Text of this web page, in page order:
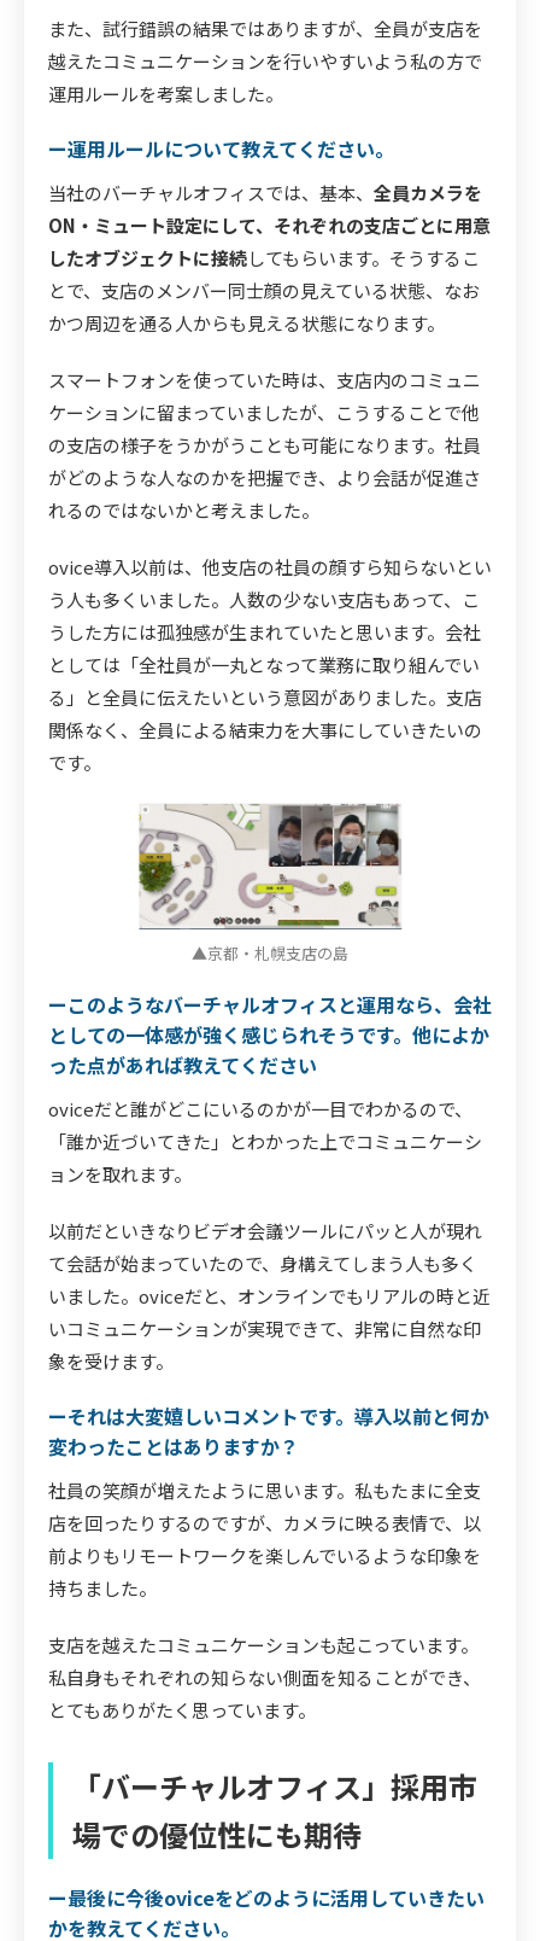
また、試行錯誤の結果ではありますが、全員が支店を
越えたコミュニケーションを行いやすいよう私の方で
運用ルールを考案しました。
ー運用ルールについて教えてください。
当社のバーチャルオフィスでは、基本、 全員カメラを
ON・ミュート設定にして、それぞれの支店ごとに用意
したオブジェクトに接続してもらいます。そうするこ
とで、支店のメンバー同士顔の見えている状態、なお
かつ周辺を通る人からも見える状態になります。
スマートフォンを使っていた時は、支店内のコミュニ
ケーションに留まっていましたが、こうすることで他
の支店の様子をうかがうことも可能になります。社員
がどのような人なのかを把握でき、より会話が促進さ
れるのではないかと考えました。
ovice導入以前は、他支店の社員の顔すら知らないとい
う人も多くいました。人数の少ない支店もあって、こ
うした方には孤独感が生まれていたと思います。会社
としては「全社員が一丸となって業務に取り組んでい
る」と全員に伝えたいという意図がありました。支店
関係なく、全員による結束力を大事にしていきたいの
です。
▲京都・札幌支店の島
ーこのようなバーチャルオフィスと運用なら、会社
としての一体感が強く感じられそうです。他によか
った点があれば教えてください
oviceだと誰がどこにいるのかが一目でわかるので、
「誰か近づいてきた」とわかった上でコミュニケーシ
ョンを取れます。
以前だといきなりビデオ会議ツールにパッと人が現れ
て会話が始まっていたので、身構えてしまう人も多く
いました。oviceだと、オンラインでもリアルの時と近
いコミュニケーションが実現できて、非常に自然な印
象を受けます。
ーそれは大変嬉しいコメントです。導入以前と何か
変わったことはありますか？
社員の笑顔が増えたように思います。私もたまに全支
店を回ったりするのですが、カメラに映る表情で、以
前よりもリモートワークを楽しんでいるような印象を
持ちました。
支店を越えたコミュニケーションも起こっています。
私自身もそれぞれの知らない側面を知ることができ、
とてもありがたく思っています。
「バーチャルオフィス」採用市
場での優位性にも期待
ー最後に今後oviceをどのように活用していきたい
かを教えてください。